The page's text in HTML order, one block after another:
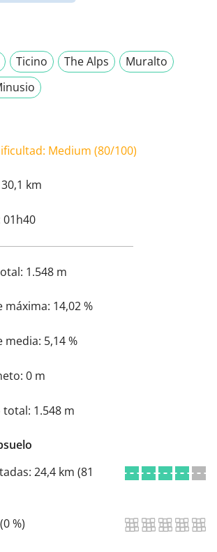
Ticino The Alps
Muralto
Medium (80/100)
30,1 km
01h40
1.548 m
máxima: 14,02 %
media: 5,14 %
0 m
total: 1.548 m
24,4 km (81
%)